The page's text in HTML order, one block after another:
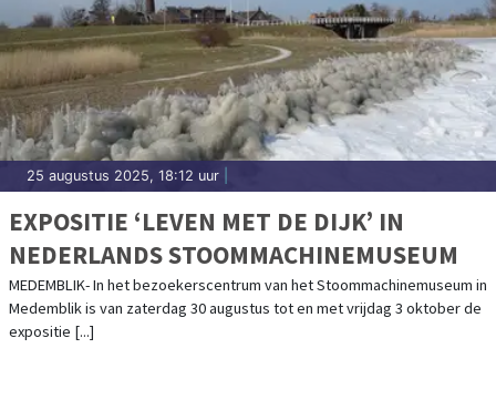
25 augustus 2025, 18:12 uur
EXPOSITIE ‘LEVEN MET DE DIJK’ IN
NEDERLANDS STOOMMACHINEMUSEUM
MEDEMBLIK- In het bezoekerscentrum van het Stoommachinemuseum in
Medemblik is van zaterdag 30 augustus tot en met vrijdag 3 oktober de
expositie [...]